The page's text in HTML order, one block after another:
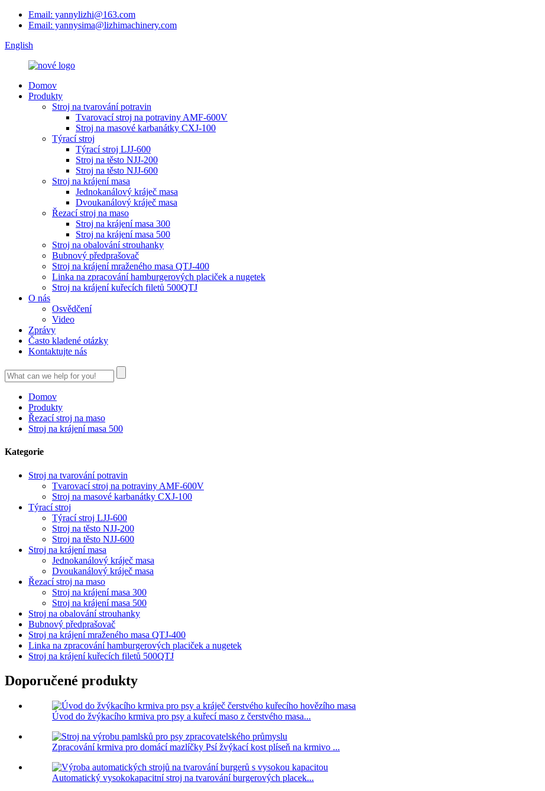
Email: yannylizhi@163.com
Email: yannysima@lizhimachinery.com
English
Domov
Produkty
Stroj na tvarování potravin
Tvarovací stroj na potraviny AMF-600V
Stroj na masové karbanátky CXJ-100
Týrací stroj
Týrací stroj LJJ-600
Stroj na těsto NJJ-200
Stroj na těsto NJJ-600
Stroj na krájení masa
Jednokanálový kráječ masa
Dvoukanálový kráječ masa
Řezací stroj na maso
Stroj na krájení masa 300
Stroj na krájení masa 500
Stroj na obalování strouhanky
Bubnový předprašovač
Stroj na krájení mraženého masa QTJ-400
Linka na zpracování hamburgerových placiček a nugetek
Stroj na krájení kuřecích filetů 500QTJ
O nás
Osvědčení
Video
Zprávy
Často kladené otázky
Kontaktujte nás
Domov
Produkty
Řezací stroj na maso
Stroj na krájení masa 500
Kategorie
Stroj na tvarování potravin
Tvarovací stroj na potraviny AMF-600V
Stroj na masové karbanátky CXJ-100
Týrací stroj
Týrací stroj LJJ-600
Stroj na těsto NJJ-200
Stroj na těsto NJJ-600
Stroj na krájení masa
Jednokanálový kráječ masa
Dvoukanálový kráječ masa
Řezací stroj na maso
Stroj na krájení masa 300
Stroj na krájení masa 500
Stroj na obalování strouhanky
Bubnový předprašovač
Stroj na krájení mraženého masa QTJ-400
Linka na zpracování hamburgerových placiček a nugetek
Stroj na krájení kuřecích filetů 500QTJ
Doporučené produkty
Úvod do žvýkacího krmiva pro psy a kuřecí maso z čerstvého masa...
Zpracování krmiva pro domácí mazlíčky Psí žvýkací kost plíseň na krmivo ...
Automatický vysokokapacitní stroj na tvarování burgerových placek...